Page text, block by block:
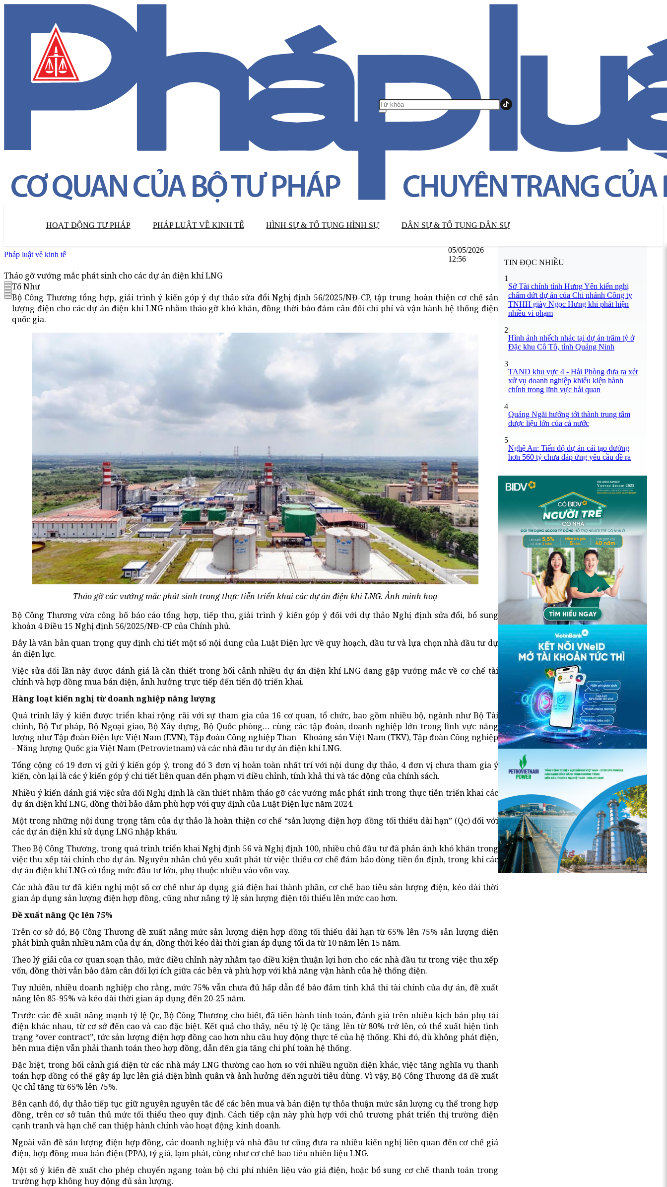
HOẠT ĐỘNG TƯ PHÁP PHÁP LUẬT VỀ KINH TẾ HÌNH SỰ & TỐ TỤNG HÌNH SỰ DÂN SỰ & TỐ TỤNG DÂN SỰ
Pháp luật về kinh tế
05/05/2026
12:56
Tháo gỡ vướng mắc phát sinh cho các dự án điện khí LNG
Tố Như
Bộ Công Thương tổng hợp, giải trình ý kiến góp ý dự thảo sửa đổi Nghị định 56/2025/NĐ-CP, tập trung hoàn thiện cơ chế sản
lượng điện cho các dự án điện khí LNG nhằm tháo gỡ khó khăn, đồng thời bảo đảm cân đối chi phí và vận hành hệ thống điện
quốc gia.
Tháo gỡ các vướng mắc phát sinh trong thực tiễn triển khai các dự án điện khí LNG. Ảnh minh hoạ
Bộ Công Thương vừa công bố báo cáo tổng hợp, tiếp thu, giải trình ý kiến góp ý đối với dự thảo Nghị định sửa đổi, bổ sung
khoản 4 Điều 15 Nghị định 56/2025/NĐ-CP của Chính phủ.
Đây là văn bản quan trọng quy định chi tiết một số nội dung của Luật Điện lực về quy hoạch, đầu tư và lựa chọn nhà đầu tư dự
án điện lực.
Việc sửa đổi lần này được đánh giá là cần thiết trong bối cảnh nhiều dự án điện khí LNG đang gặp vướng mắc về cơ chế tài
chính và hợp đồng mua bán điện, ảnh hưởng trực tiếp đến tiến độ triển khai.
Hàng loạt kiến nghị từ doanh nghiệp năng lượng
Quá trình lấy ý kiến được triển khai rộng rãi với sự tham gia của 16 cơ quan, tổ chức, bao gồm nhiều bộ, ngành như Bộ Tài
chính, Bộ Tư pháp, Bộ Ngoại giao, Bộ Xây dựng, Bộ Quốc phòng… cùng các tập đoàn, doanh nghiệp lớn trong lĩnh vực năng
lượng như Tập đoàn Điện lực Việt Nam (EVN), Tập đoàn Công nghiệp Than - Khoáng sản Việt Nam (TKV), Tập đoàn Công nghiệp
- Năng lượng Quốc gia Việt Nam (Petrovietnam) và các nhà đầu tư dự án điện khí LNG.
Tổng cộng có 19 đơn vị gửi ý kiến góp ý, trong đó 3 đơn vị hoàn toàn nhất trí với nội dung dự thảo, 4 đơn vị chưa tham gia ý
kiến, còn lại là các ý kiến góp ý chi tiết liên quan đến phạm vi điều chỉnh, tính khả thi và tác động của chính sách.
Nhiều ý kiến đánh giá việc sửa đổi Nghị định là cần thiết nhằm tháo gỡ các vướng mắc phát sinh trong thực tiễn triển khai các
dự án điện khí LNG, đồng thời bảo đảm phù hợp với quy định của Luật Điện lực năm 2024.
Một trong những nội dung trọng tâm của dự thảo là hoàn thiện cơ chế “sản lượng điện hợp đồng tối thiểu dài hạn” (Qc) đối với
các dự án điện khí sử dụng LNG nhập khẩu.
Theo Bộ Công Thương, trong quá trình triển khai Nghị định 56 và Nghị định 100, nhiều chủ đầu tư đã phản ánh khó khăn trong
việc thu xếp tài chính cho dự án. Nguyên nhân chủ yếu xuất phát từ việc thiếu cơ chế đảm bảo dòng tiền ổn định, trong khi các
dự án điện khí LNG có tổng mức đầu tư lớn, phụ thuộc nhiều vào vốn vay.
Các nhà đầu tư đã kiến nghị một số cơ chế như áp dụng giá điện hai thành phần, cơ chế bao tiêu sản lượng điện, kéo dài thời
gian áp dụng sản lượng điện hợp đồng, cũng như nâng tỷ lệ sản lượng điện tối thiểu lên mức cao hơn.
Đề xuất nâng Qc lên 75%
Trên cơ sở đó, Bộ Công Thương đề xuất nâng mức sản lượng điện hợp đồng tối thiểu dài hạn từ 65% lên 75% sản lượng điện
phát bình quân nhiều năm của dự án, đồng thời kéo dài thời gian áp dụng tối đa từ 10 năm lên 15 năm.
Theo lý giải của cơ quan soạn thảo, mức điều chỉnh này nhằm tạo điều kiện thuận lợi hơn cho các nhà đầu tư trong việc thu xếp
vốn, đồng thời vẫn bảo đảm cân đối lợi ích giữa các bên và phù hợp với khả năng vận hành của hệ thống điện.
Tuy nhiên, nhiều doanh nghiệp cho rằng, mức 75% vẫn chưa đủ hấp dẫn để bảo đảm tính khả thi tài chính của dự án, đề xuất
nâng lên 85-95% và kéo dài thời gian áp dụng đến 20-25 năm.
Trước các đề xuất nâng mạnh tỷ lệ Qc, Bộ Công Thương cho biết, đã tiến hành tính toán, đánh giá trên nhiều kịch bản phụ tải
điện khác nhau, từ cơ sở đến cao và cao đặc biệt. Kết quả cho thấy, nếu tỷ lệ Qc tăng lên từ 80% trở lên, có thể xuất hiện tình
trạng “over contract”, tức sản lượng điện hợp đồng cao hơn nhu cầu huy động thực tế của hệ thống. Khi đó, dù không phát điện,
bên mua điện vẫn phải thanh toán theo hợp đồng, dẫn đến gia tăng chi phí toàn hệ thống.
Đặc biệt, trong bối cảnh giá điện từ các nhà máy LNG thường cao hơn so với nhiều nguồn điện khác, việc tăng nghĩa vụ thanh
toán hợp đồng có thể gây áp lực lên giá điện bình quân và ảnh hưởng đến người tiêu dùng. Vì vậy, Bộ Công Thương đã đề xuất
Qc chỉ tăng từ 65% lên 75%.
Bên cạnh đó, dự thảo tiếp tục giữ nguyên nguyên tắc để các bên mua và bán điện tự thỏa thuận mức sản lượng cụ thể trong hợp
đồng, trên cơ sở tuân thủ mức tối thiểu theo quy định. Cách tiếp cận này phù hợp với chủ trương phát triển thị trường điện
cạnh tranh và hạn chế can thiệp hành chính vào hoạt động kinh doanh.
Ngoài vấn đề sản lượng điện hợp đồng, các doanh nghiệp và nhà đầu tư cũng đưa ra nhiều kiến nghị liên quan đến cơ chế giá
điện, hợp đồng mua bán điện (PPA), tỷ giá, lạm phát, cũng như cơ chế bao tiêu nhiên liệu LNG.
Một số ý kiến đề xuất cho phép chuyển ngang toàn bộ chi phí nhiên liệu vào giá điện, hoặc bổ sung cơ chế thanh toán trong
trường hợp không huy động đủ sản lượng.
TIN ĐỌC NHIỀU
1
Sở Tài chính tỉnh Hưng Yên kiến nghị
chấm dứt dự án của Chi nhánh Công ty
TNHH giày Ngọc Hưng khi phát hiện
nhiều vi phạm
2
Hình ảnh nhếch nhác tại dự án trăm tỷ ở
Đặc khu Cô Tô, tỉnh Quảng Ninh
3
TAND khu vực 4 - Hải Phòng đưa ra xét
xử vụ doanh nghiệp khiếu kiện hành
chính trong lĩnh vực hải quan
4
Quảng Ngãi hướng tới thành trung tâm
dược liệu lớn của cả nước
5
Nghệ An: Tiến độ dự án cải tạo đường
hơn 560 tỷ chưa đáp ứng yêu cầu đề ra